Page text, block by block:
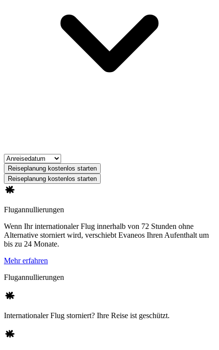
Reiseplanung kostenlos starten
Reiseplanung kostenlos starten
Flugannullierungen
Wenn Ihr internationaler Flug innerhalb von 72 Stunden ohne
Alternative storniert wird, verschiebt Evaneos Ihren Aufenthalt um
bis zu 24 Monate.
Mehr erfahren
Flugannullierungen
Internationaler Flug storniert? Ihre Reise ist geschützt.